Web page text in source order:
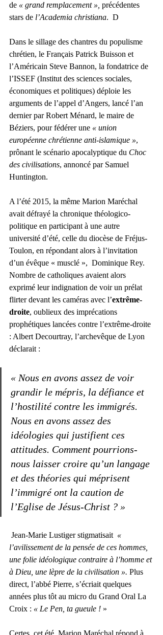
de « grand remplacement », précédentes
stars de l’Academia christiana.  D
Dans le sillage des chantres du populisme
chrétien, le Français Patrick Buisson et
l’Américain Steve Bannon, la fondatrice de
l’ISSEF (Institut des sciences sociales,
économiques et politiques) déploie les
arguments de l’appel d’Angers, lancé l’an
dernier par Robert Ménard, le maire de
Béziers, pour fédérer une « union
européenne chrétienne anti-islamique »,
prônant le scénario apocalyptique du Choc
des civilisations, annoncé par Samuel
Huntington.
A l’été 2015, la même Marion Maréchal
avait défrayé la chronique théologico-
politique en participant à une autre
université d’été, celle du diocèse de Fréjus-
Toulon, en répondant alors à l’invitation
d’un évêque « musclé »,  Dominique Rey.
Nombre de catholiques avaient alors
exprimé leur indignation de voir un prélat
flirter devant les caméras avec l’extrême-
droite, oublieux des imprécations
prophétiques lancées contre l’extrême-droite
: Albert Decourtray, l’archevêque de Lyon
déclarait :
« Nous en avons assez de voir
grandir le mépris, la défiance et
l’hostilité contre les immigrés.
Nous en avons assez des
idéologies qui justifient ces
attitudes. Comment pourrions-
nous laisser croire qu’un langage
et des théories qui méprisent
l’immigré ont la caution de
l’Eglise de Jésus-Christ ? »
Jean-Marie Lustiger stigmatisait «
l’avilissement de la pensée de ces hommes,
une folie idéologique contraire à l’homme et
à Dieu, une lèpre de la civilisation ». Plus
direct, l’abbé Pierre, s’écriait quelques
années plus tôt au micro du Grand Oral La
Croix : « Le Pen, ta gueule ! »